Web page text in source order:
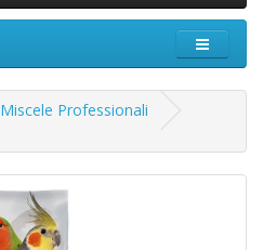
Miscele Professionali